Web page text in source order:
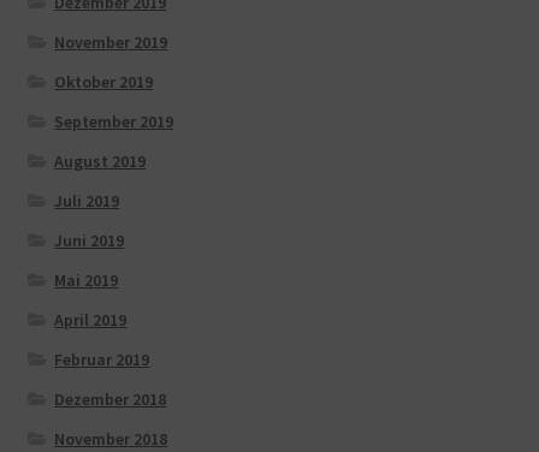
November 2019
Oktober 2019
September 2019
August 2019
Juli 2019
Juni 2019
Mai 2019
April 2019
Februar 2019
Dezember 2018
November 2018